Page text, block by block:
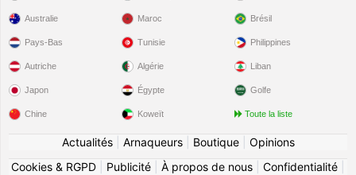
Australie
Pays-Bas
Autriche
Japon
Chine
Maroc
Tunisie
Algérie
Égypte
Koweït
Brésil
Philippines
Liban
Golfe
Toute la liste
Actualités| Arnaqueurs| Boutique| Opinions
Cookies & RGPD
Publicité À propos de nous Confidentialité